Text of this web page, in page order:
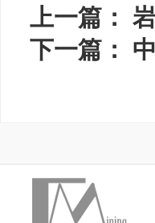
上一篇：
下一篇：